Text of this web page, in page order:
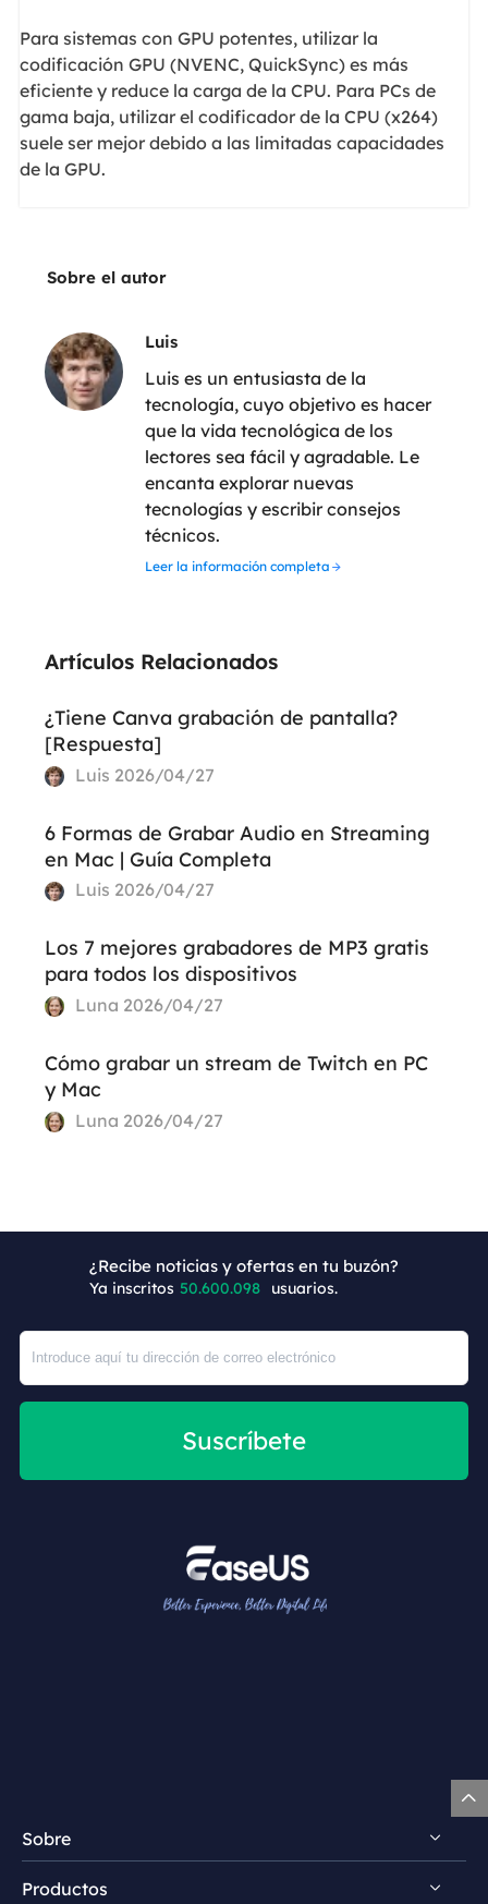
Para sistemas con GPU potentes, utilizar la
codificación GPU (NVENC, QuickSync) es más
eficiente y reduce la carga de la CPU. Para PCs de
gama baja, utilizar el codificador de la CPU (x264)
suele ser mejor debido a las limitadas capacidades
de la GPU.
Sobre el autor
Luis
Luis es un entusiasta de la
tecnología, cuyo objetivo es hacer
que la vida tecnológica de los
lectores sea fácil y agradable. Le
encanta explorar nuevas
tecnologías y escribir consejos
técnicos.
Leer la información completa
Artículos Relacionados
¿Tiene Canva grabación de pantalla?
[Respuesta]
Luis 2026/04/27
6 Formas de Grabar Audio en Streaming
en Mac | Guía Completa
Luis 2026/04/27
Los 7 mejores grabadores de MP3 gratis
para todos los dispositivos
Luna 2026/04/27
Cómo grabar un stream de Twitch en PC
y Mac
Luna 2026/04/27
¿Recibe noticias y ofertas en tu buzón?
Ya inscritos 50.600.098 usuarios.
Suscríbete
Sobre
Descubrir EaseUS
Productos

+2